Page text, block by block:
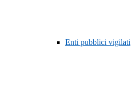
Enti pubblici vigilati